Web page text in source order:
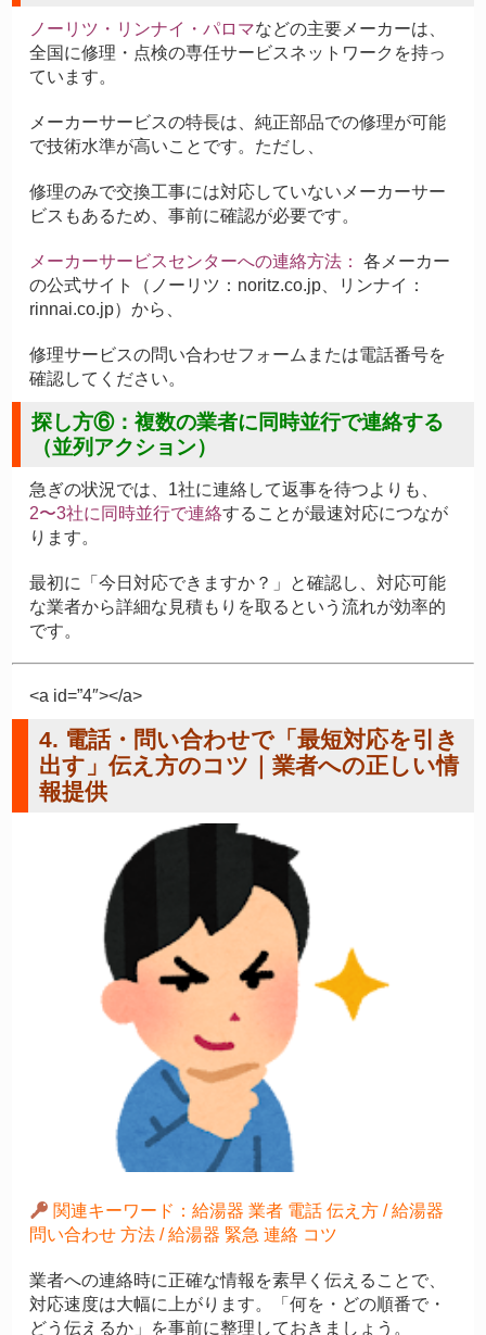
ノーリツ・リンナイ・パロマなどの主要メーカーは、
全国に修理・点検の専任サービスネットワークを持っ
ています。
メーカーサービスの特長は、純正部品での修理が可能
で技術水準が高いことです。ただし、
修理のみで交換工事には対応していないメーカーサー
ビスもあるため、事前に確認が必要です。
メーカーサービスセンターへの連絡方法：
各メーカー
の公式サイト（ノーリツ：noritz.co.jp、リンナイ：
rinnai.co.jp）から、
修理サービスの問い合わせフォームまたは電話番号を
確認してください。
探し方⑥：複数の業者に同時並行で連絡する
（並列アクション）
急ぎの状況では、1社に連絡して返事を待つよりも、
2〜3社に同時並行で連絡することが最速対応につなが
ります。
最初に「今日対応できますか？」と確認し、対応可能
な業者から詳細な見積もりを取るという流れが効率的
です。
<a id=”4″></a>
4. 電話・問い合わせで「最短対応を引き
出す」伝え方のコツ｜業者への正しい情
報提供
関連キーワード：給湯器 業者 電話 伝え方 / 給湯器
問い合わせ 方法 / 給湯器 緊急 連絡 コツ
業者への連絡時に正確な情報を素早く伝えることで、
対応速度は大幅に上がります。「何を・どの順番で・
どう伝えるか」を事前に整理しておきましょう。